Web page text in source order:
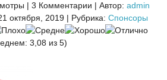
| 3 Комментарии | Автор: admin
октября, 2019 | Рубрика: Спонсоры
3,08 из 5)